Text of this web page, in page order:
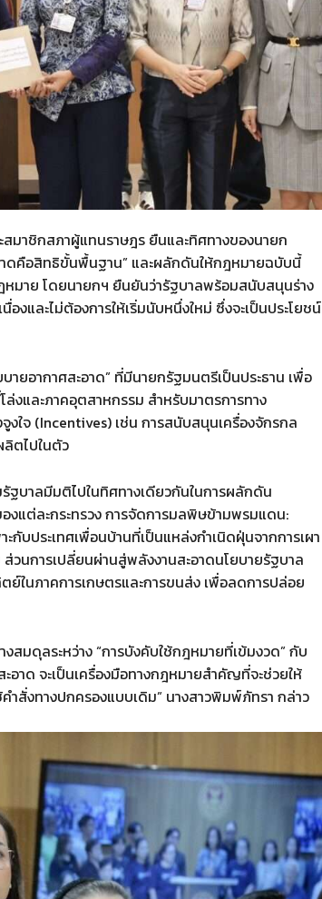
มาชิกสภาผู้แทนราษฎร ยืนและทิศทางของนายก
ดคือสิทธิขั้นพื้นฐาน” และผลักดันให้กฎหมายฉบับนี้
หมาย โดยนายกฯ ยืนยันว่ารัฐบาลพร้อมสนับสนุนร่าง
งและไม่ต้องการให้เริ่มนับหนึ่งใหม่ ซึ่งจะเป็นประโยชน์
ายอากาศสะอาด” ที่มีนายกรัฐมนตรีเป็นประธาน เพื่อ
ล่งและภาคอุตสาหกรรม สำหรับมาตรการทาง
งใจ (Incentives) เช่น การสนับสนุนเครื่องจักรกล
ลิตไปในตัว
ฐบาลมีมติไปในทิศทางเดียวกันในการผลักดัน
งแต่ละกระทรวง การจัดการมลพิษข้ามพรมแดน:
กับประเทศเพื่อนบ้านที่เป็นแหล่งกำเนิดฝุ่นจากการเผา
ส่วนการเปลี่ยนผ่านสู่พลังงานสะอาดนโยบายรัฐบาล
ในภาคการเกษตรและการขนส่ง เพื่อลดการปล่อย
สมดุลระหว่าง “การบังคับใช้กฎหมายที่เข้มงวด” กับ
อาด จะเป็นเครื่องมือทางกฎหมายสำคัญที่จะช่วยให้
ำสั่งทางปกครองแบบเดิม” นางสาวพิมพ์ภัทรา กล่าว